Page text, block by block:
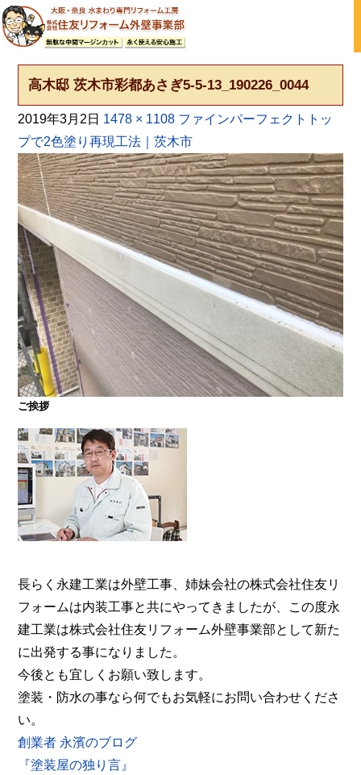
高木邸 茨木市彩都あさぎ5-5-13_190226_0044
2019年3月2日 1478 × 1108 ファインパーフェクトトッ
プで2色塗り再現工法｜茨木市
えの方は塗装専門店の株式会社住友リフォーム外壁
事業部へ。【電話：0800-200-5246/受付：8時～20
時土日対応】メール相談・御見積り依頼は24時間受
付。『後悔しない塗り替えガイドブック』無料進呈
ご挨拶
長らく永建工業は外壁工事、姉妹会社の株式会社住友リ
フォームは内装工事と共にやってきましたが、この度永
建工業は株式会社住友リフォーム外壁事業部として新た
に出発する事になりました。
今後とも宜しくお願い致します。
塗装・防水の事なら何でもお気軽にお問い合わせくださ
い。
創業者 永濱のブログ
『塗装屋の独り言』